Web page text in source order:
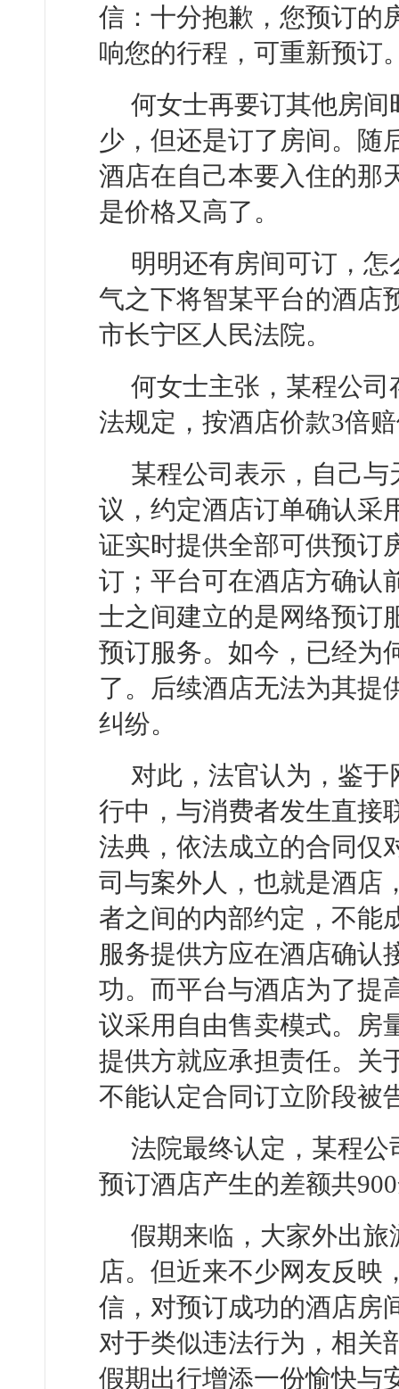
信：十分抱歉，您预订的
响您的行程，可重新预订
何女士再要订其他房
少，但还是订了房间。随
酒店在自己本要入住的那
是价格又高了。
明明还有房间可订，
气之下将智某平台的酒店
市长宁区人民法院。
何女士主张，某程公
法规定，按酒店价款3倍
某程公司表示，自己
议，约定酒店订单确认采
证实时提供全部可供预订
订；平台可在酒店方确认
士之间建立的是网络预订
预订服务。如今，已经为
了。后续酒店无法为其提
纠纷。
对此，法官认为，鉴
行中，与消费者发生直接
法典，依法成立的合同仅
司与案外人，也就是酒店
者之间的内部约定，不能
服务提供方应在酒店确认
功。而平台与酒店为了提
议采用自由售卖模式。房
提供方就应承担责任。关
不能认定合同订立阶段被
法院最终认定，某程
预订酒店产生的差额共
假期来临，大家外出
店。但近来不少网友反映
信，对预订成功的酒店房
对于类似违法行为，相关
假期出行增添一份愉快与